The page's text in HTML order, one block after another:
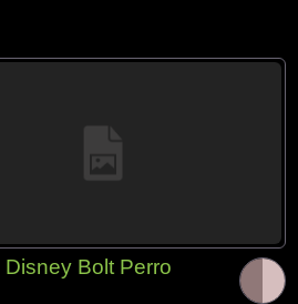
Disney Bolt Perro